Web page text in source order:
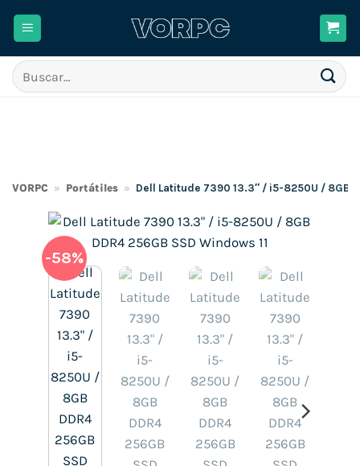
Buscar
por:
VORPC » Portátiles » Dell Latitude 7390 13.3″ / i5-8250U / 8GB
-58%